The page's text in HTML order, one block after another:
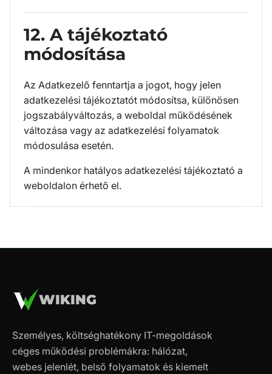
12. A tájékoztató
módosítása
Az Adatkezelő fenntartja a jogot, hogy jelen
adatkezelési tájékoztatót módosítsa, különösen
jogszabályváltozás, a weboldal működésének
változása vagy az adatkezelési folyamatok
módosulása esetén.
A mindenkor hatályos adatkezelési tájékoztató a
weboldalon érhető el.
WIKING
Személyes, költséghatékony IT-megoldások
céges működési problémákra: hálózat,
webes jelenlét, belső folyamatok és kiemelt